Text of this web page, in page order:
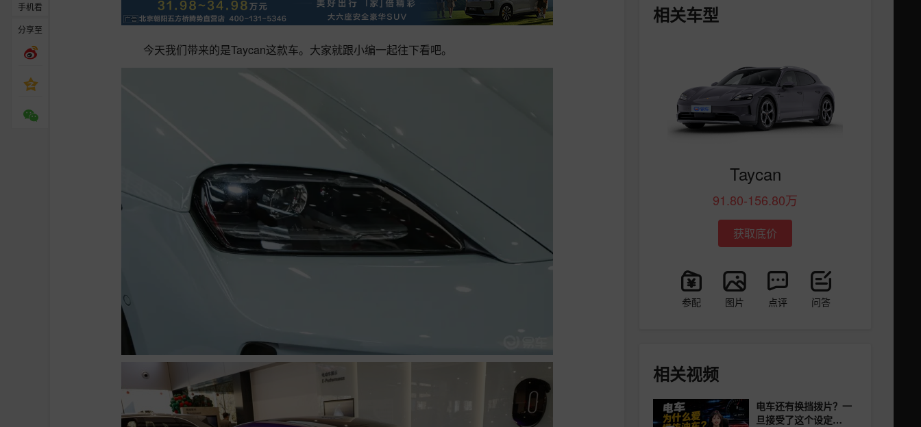
手机看
分享至
今天我们带来的是Taycan这款车。大家就跟小编一起往下看吧。
相关车型
Taycan
91.80-156.80万
获取底价
参配 图片 点评 问答
相关视频
电车还有换挡拨片？一
旦接受了这个设定…